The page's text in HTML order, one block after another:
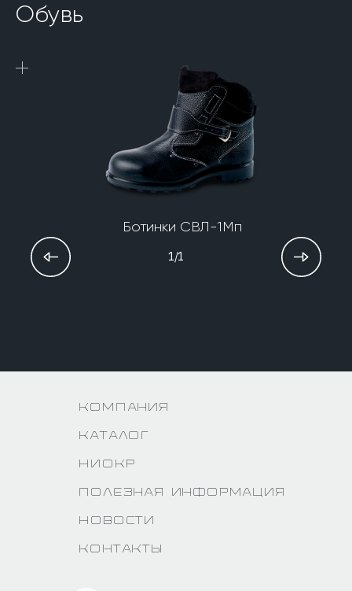
Обувь
1/1
Ботинки СВЛ-1Мп
Компания
Каталог
НИОКР
Полезная информация
Новости
Контакты